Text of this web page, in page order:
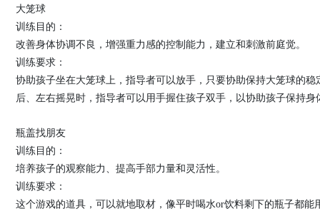
大笼球
训练目的：
改善身体协调不良，增强重力感的控制能力，建立和刺激前庭觉。
训练要求：
协助孩子坐在大笼球上，指导者可以放手，只要协助保持大笼球的
后、左右摇晃时，指导者可以用手握住孩子双手，以协助孩子保持身
瓶盖找朋友
训练目的：
培养孩子的观察能力、提高手部力量和灵活性。
训练要求：
这个游戏的道具，可以就地取材，像平时喝水or饮料剩下的瓶子都